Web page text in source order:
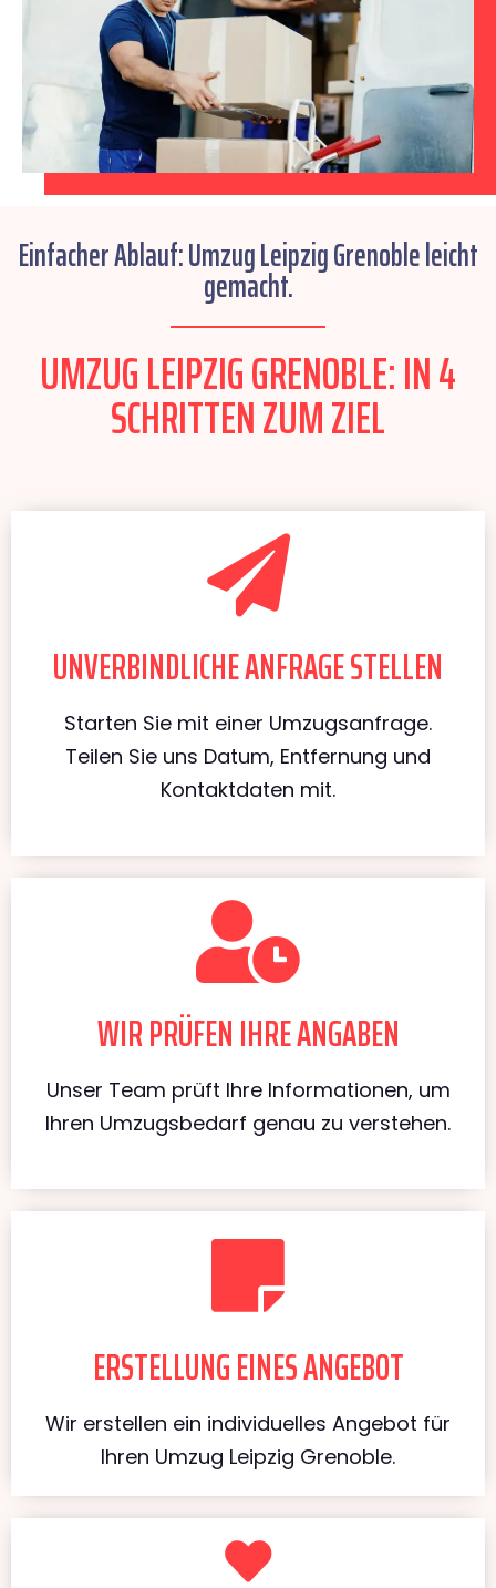
Einfacher Ablauf: Umzug Leipzig Grenoble leicht
gemacht.
UMZUG LEIPZIG GRENOBLE: IN 4
SCHRITTEN ZUM ZIEL
UNVERBINDLICHE ANFRAGE STELLEN
Starten Sie mit einer Umzugsanfrage.
Teilen Sie uns Datum, Entfernung und
Kontaktdaten mit.
WIR PRÜFEN IHRE ANGABEN
Unser Team prüft Ihre Informationen, um
Ihren Umzugsbedarf genau zu verstehen.
ERSTELLUNG EINES ANGEBOT
Wir erstellen ein individuelles Angebot für
Ihren Umzug Leipzig Grenoble.